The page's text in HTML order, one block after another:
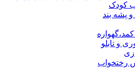
کودک
پشه بند
و تابلو
رختخواب